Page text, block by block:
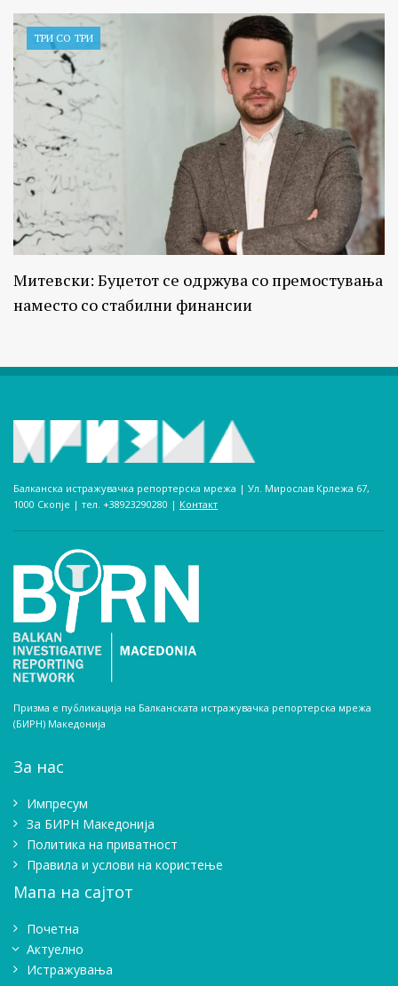
ТРИ СО ТРИ
Митевски: Буџетот се одржува со премостувања
наместо со стабилни финансии
Балканска истражувачка репортерска мрежа | Ул. Мирослав Крлежа 67,
1000 Скопје | тел. +38923290280­ | Контакт
Призма е публикација на Балканската истражувачка репортерска мрежа
(БИРН) Македонија
За нас
Импресум
Зa БИРН Македонија
Политика на приватност
Правила и услови на користење
Мапа на сајтот
Почетна
Актуелно
Истражувањa